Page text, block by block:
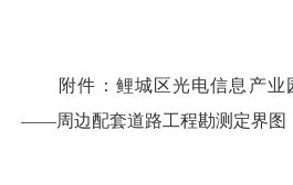
附件：鲤城区光电信息产业
——周边配套道路工程勘测定界图